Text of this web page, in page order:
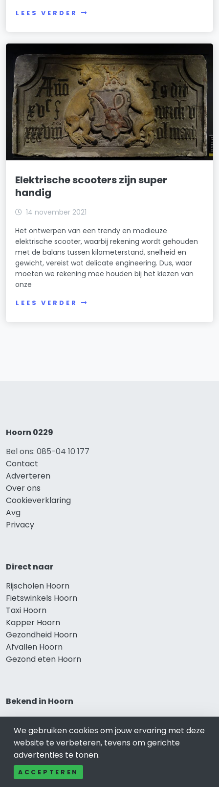
LEES VERDER
Elektrische scooters zijn super
handig
14 november 2021
Het ontwerpen van een trendy en modieuze
elektrische scooter, waarbij rekening wordt gehouden
met de balans tussen kilometerstand, snelheid en
gewicht, vereist wat delicate engineering. Dus, waar
moeten we rekening mee houden bij het kiezen van
onze
LEES VERDER
Hoorn 0229
Bel ons: 085-04 10 177
Contact
Adverteren
Over ons
Cookieverklaring
Avg
Privacy
Direct naar
Rijscholen Hoorn
Fietswinkels Hoorn
Taxi Hoorn
Kapper Hoorn
Gezondheid Hoorn
Afvallen Hoorn
Gezond eten Hoorn
Bekend in Hoorn
Restaurants Hoorn
Catering Hoorn
Schoonheidssalon Hoorn
Tandartspraktijken Hoorn
Loodgieters Hoorn
Stukadoorsbedrijf Hoorn
We gebruiken cookies om jouw ervaring met deze
website te verbeteren, tevens om gerichte
advertenties te tonen.
ACCEPTEREN